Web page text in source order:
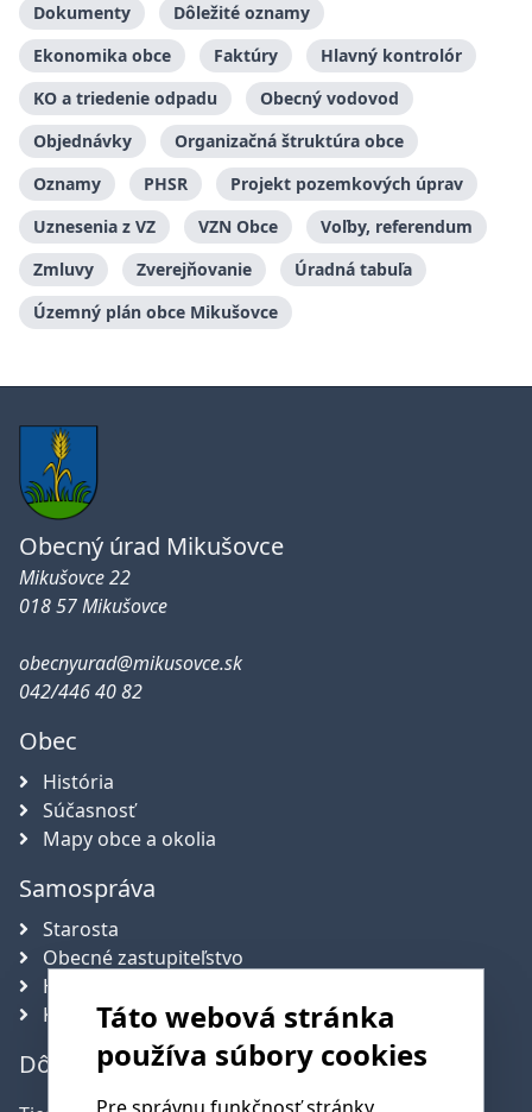
Dokumenty
Dôležité oznamy
Ekonomika obce
Faktúry
Hlavný kontrolór
KO a triedenie odpadu
Obecný vodovod
Objednávky
Organizačná štruktúra obce
Oznamy
PHSR
Projekt pozemkových úprav
Uznesenia z VZ
VZN Obce
Voľby, referendum
Zmluvy
Zverejňovanie
Úradná tabuľa
Územný plán obce Mikušovce
Obecný úrad Mikušovce
Mikušovce 22
018 57 Mikušovce
obecnyurad@mikusovce.sk
042/446 40 82
Obec
História
Súčasnosť
Mapy obce a okolia
Samospráva
Starosta
Obecné zastupiteľstvo
Hlavný kontrolór obce
Komisie
Dôležité telefónne čísla
Táto webová stránka
používa súbory cookies